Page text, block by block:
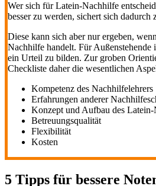
Wer sich für Latein-Nachhilfe
besser zu werden, sichert sich dadurch
Diese kann sich aber nur ergeben,
Nachhilfe handelt. Für Außenstehende
ein Urteil zu bilden. Zur groben
Checkliste daher die wesentlichen
Kompetenz des Nachhilfelehrers
Erfahrungen anderer
Konzept und Aufbau des
Betreuungsqualität
Flexibilität
Kosten
5 Tipps für bessere